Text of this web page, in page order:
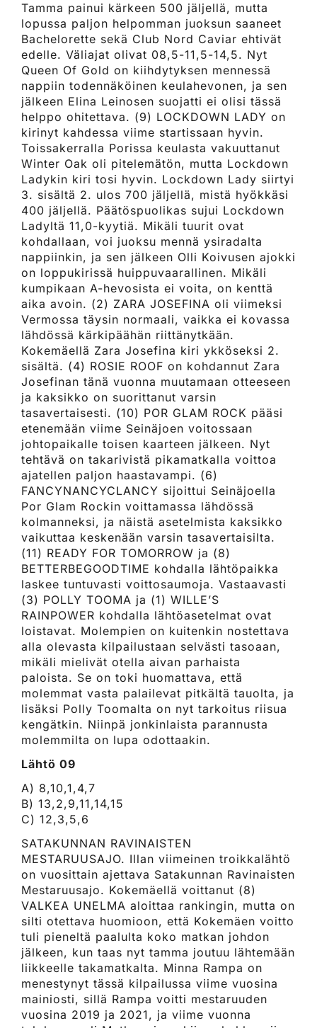
Tamma painui kärkeen 500 jäljellä, mutta
lopussa paljon helpomman juoksun saaneet
Bachelorette sekä Club Nord Caviar ehtivät
edelle. Väliajat olivat 08,5-11,5-14,5. Nyt
Queen Of Gold on kiihdytyksen mennessä
nappiin todennäköinen keulahevonen, ja sen
jälkeen Elina Leinosen suojatti ei olisi tässä
helppo ohitettava. (9) LOCKDOWN LADY on
kirinyt kahdessa viime startissaan hyvin.
Toissakerralla Porissa keulasta vakuuttanut
Winter Oak oli pitelemätön, mutta Lockdown
Ladykin kiri tosi hyvin. Lockdown Lady siirtyi
3. sisältä 2. ulos 700 jäljellä, mistä hyökkäsi
400 jäljellä. Päätöspuolikas sujui Lockdown
Ladyltä 11,0-kyytiä. Mikäli tuurit ovat
kohdallaan, voi juoksu mennä ysiradalta
nappiinkin, ja sen jälkeen Olli Koivusen ajokki
on loppukirissä huippuvaarallinen. Mikäli
kumpikaan A-hevosista ei voita, on kenttä
aika avoin. (2) ZARA JOSEFINA oli viimeksi
Vermossa täysin normaali, vaikka ei kovassa
lähdössä kärkipäähän riittänytkään.
Kokemäellä Zara Josefina kiri ykköseksi 2.
sisältä. (4) ROSIE ROOF on kohdannut Zara
Josefinan tänä vuonna muutamaan otteeseen
ja kaksikko on suorittanut varsin
tasavertaisesti. (10) POR GLAM ROCK pääsi
etenemään viime Seinäjoen voitossaan
johtopaikalle toisen kaarteen jälkeen. Nyt
tehtävä on takarivistä pikamatkalla voittoa
ajatellen paljon haastavampi. (6)
FANCYNANCYCLANCY sijoittui Seinäjoella
Por Glam Rockin voittamassa lähdössä
kolmanneksi, ja näistä asetelmista kaksikko
vaikuttaa keskenään varsin tasavertaisilta.
(11) READY FOR TOMORROW ja (8)
BETTERBEGOODTIME kohdalla lähtöpaikka
laskee tuntuvasti voittosaumoja. Vastaavasti
(3) POLLY TOOMA ja (1) WILLE’S
RAINPOWER kohdalla lähtöasetelmat ovat
loistavat. Molempien on kuitenkin nostettava
alla olevasta kilpailustaan selvästi tasoaan,
mikäli mielivät otella aivan parhaista
paloista. Se on toki huomattava, että
molemmat vasta palailevat pitkältä tauolta, ja
lisäksi Polly Toomalta on nyt tarkoitus riisua
kengätkin. Niinpä jonkinlaista parannusta
molemmilta on lupa odottaakin.
Lähtö 09
A) 8,10,1,4,7
B) 13,2,9,11,14,15
C) 12,3,5,6
SATAKUNNAN RAVINAISTEN
MESTARUUSAJO. Illan viimeinen troikkalähtö
on vuosittain ajettava Satakunnan Ravinaisten
Mestaruusajo. Kokemäellä voittanut (8)
VALKEA UNELMA aloittaa rankingin, mutta on
silti otettava huomioon, että Kokemäen voitto
tuli pieneltä paalulta koko matkan johdon
jälkeen, kun taas nyt tamma joutuu lähtemään
liikkeelle takamatkalta. Minna Rampa on
menestynyt tässä kilpailussa viime vuosina
mainiosti, sillä Rampa voitti mestaruuden
vuosina 2019 ja 2021, ja viime vuonna